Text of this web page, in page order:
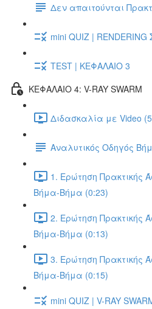
Δεν απαιτούνται
mini QUIZ |
TEST | ΚΕΦΑΛΑΙΟ 3
ΚΕΦΑΛΑΙΟ 4: V-RAY SWARM
Διδασκαλία με Video
Αναλυτικός Οδηγός
1. Ερώτηση Πρακτικής
Βήμα-Βήμα (0:23)
2. Ερώτηση Πρακτικής
Βήμα-Βήμα (0:13)
3. Ερώτηση Πρακτικής
Βήμα-Βήμα (0:15)
mini QUIZ | V-RAY